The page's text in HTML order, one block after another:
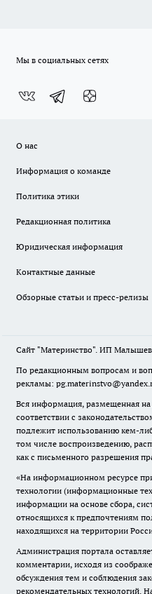
Мы в социальных сетях
О нас
Информация о команде
Политика этики
Редакционная политика
Юридическая информация
Контактные данные
Обзорные статьи и пресс-релизы
Сайт "Материнство". ИП
По редакционным вопросам и
рекламы:
Вся информация, размещенная на
соответствии с
подлежит использованию кем-
том числе воспроизведению,
как с письменного разрешения
«На информационном ресурсе
технологии (информационные
информации на основе сбора,
относящихся к предпочтениям
находящихся на территории
Администрация портала
комментарии, исходя из
обсуждения тем и соблюдения
рекомендательных технологий.